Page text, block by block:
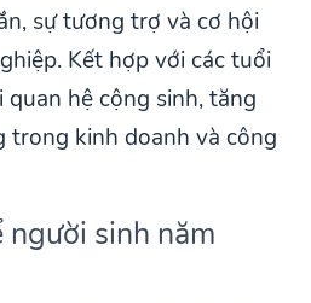
sự tương trợ và cơ hội
Kết hợp với các tuổi
hệ cộng sinh, tăng
trong kinh doanh và công
sinh năm